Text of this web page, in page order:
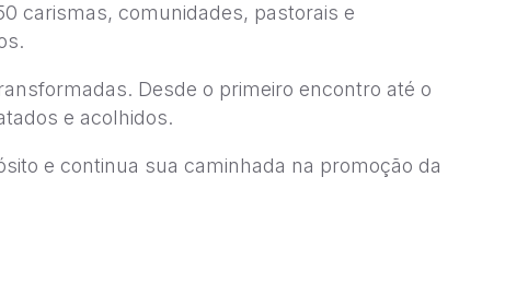
carismas, comunidades, pastorais e
Desde o primeiro encontro até o
e acolhidos.
e continua sua caminhada na promoção da